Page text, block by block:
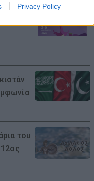
Privacy Policy
του
12ος